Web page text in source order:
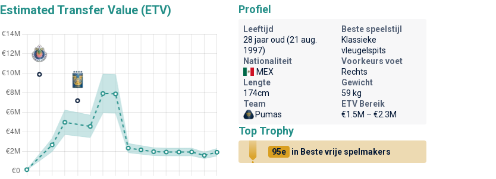
Estimated Transfer Value (ETV) Profiel
Leeftijd
28 jaar oud (21 aug.
1997)
Beste speelstijl
Klassieke
vleugelspits
Nationaliteit
MEX
Voorkeurs voet
Rechts
Lengte
174cm
Gewicht
59 kg
Team
Pumas
ETV Bereik
€1.5M – €2.3M
Top Trophy
95e in Beste vrije spelmakers